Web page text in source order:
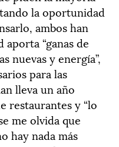
la oportunidad
ambos han
“ganas de
nuevas y energía”,
para las
lleva un año
restaurantes y “lo
me olvida que
hay nada más